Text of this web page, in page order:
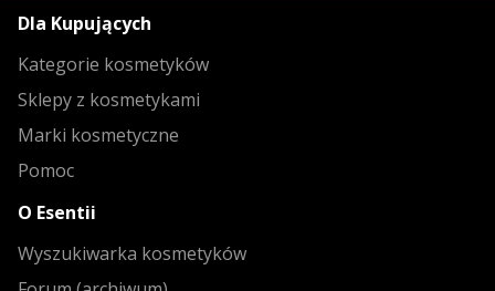
Dla Kupujących
Kategorie kosmetyków
Sklepy z kosmetykami
Marki kosmetyczne
Pomoc
O Esentii
Wyszukiwarka kosmetyków